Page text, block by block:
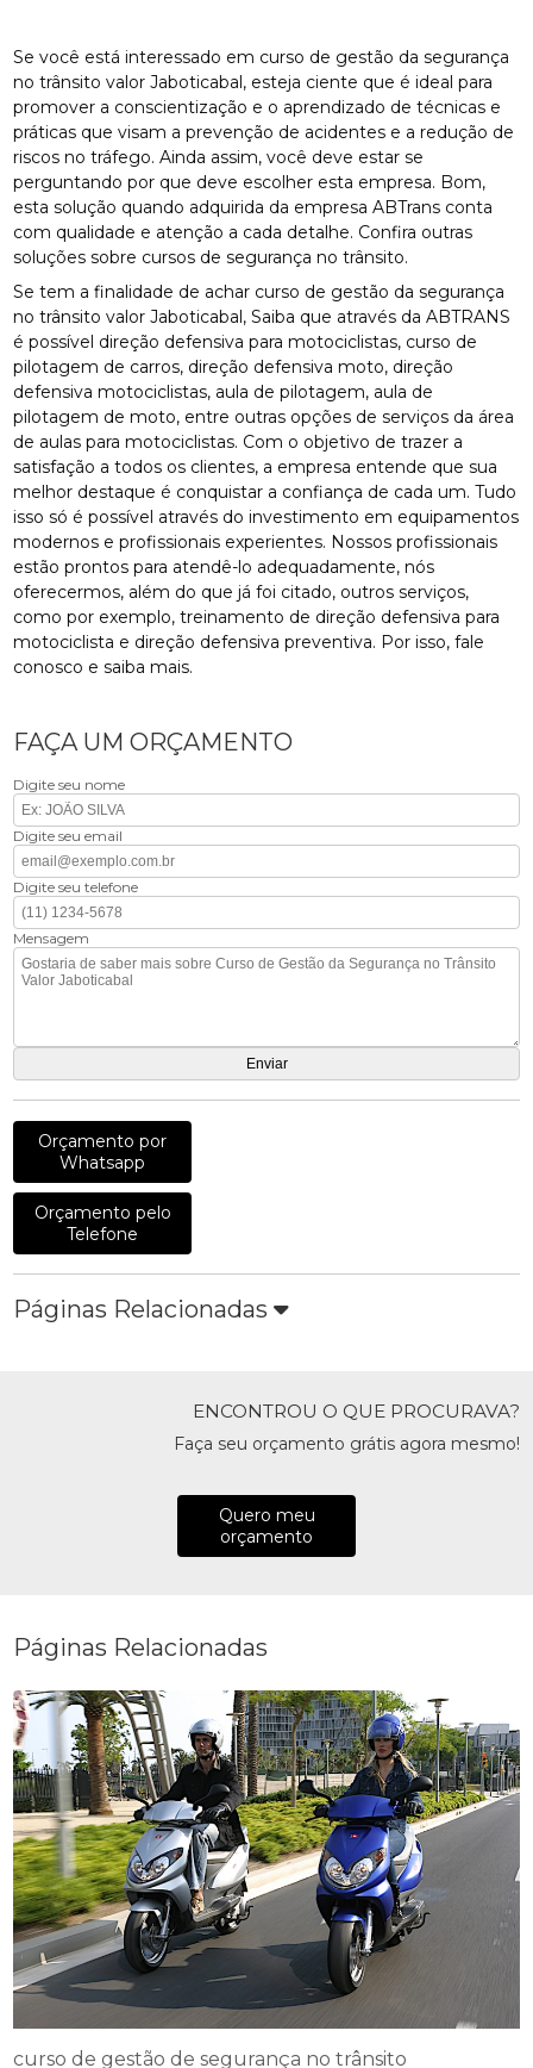
Se você está interessado em curso de gestão da segurança
no trânsito valor Jaboticabal, esteja ciente que é ideal para
promover a conscientização e o aprendizado de técnicas e
práticas que visam a prevenção de acidentes e a redução de
riscos no tráfego. Ainda assim, você deve estar se
perguntando por que deve escolher esta empresa. Bom,
esta solução quando adquirida da empresa ABTrans conta
com qualidade e atenção a cada detalhe. Confira outras
soluções sobre cursos de segurança no trânsito.
Se tem a finalidade de achar curso de gestão da segurança
no trânsito valor Jaboticabal, Saiba que através da ABTRANS
é possível direção defensiva para motociclistas, curso de
pilotagem de carros, direção defensiva moto, direção
defensiva motociclistas, aula de pilotagem, aula de
pilotagem de moto, entre outras opções de serviços da área
de aulas para motociclistas. Com o objetivo de trazer a
satisfação a todos os clientes, a empresa entende que sua
melhor destaque é conquistar a confiança de cada um. Tudo
isso só é possível através do investimento em equipamentos
modernos e profissionais experientes. Nossos profissionais
estão prontos para atendê-lo adequadamente, nós
oferecermos, além do que já foi citado, outros serviços,
como por exemplo, treinamento de direção defensiva para
motociclista e direção defensiva preventiva. Por isso, fale
conosco e saiba mais.
FAÇA UM ORÇAMENTO
Digite seu nome
Digite seu email
Digite seu telefone
Mensagem
Orçamento por
Whatsapp
Orçamento pelo
Telefone
Páginas Relacionadas
ENCONTROU O QUE PROCURAVA?
Faça seu orçamento grátis agora mesmo!
Quero meu
orçamento
Páginas Relacionadas
curso de gestão de segurança no trânsito